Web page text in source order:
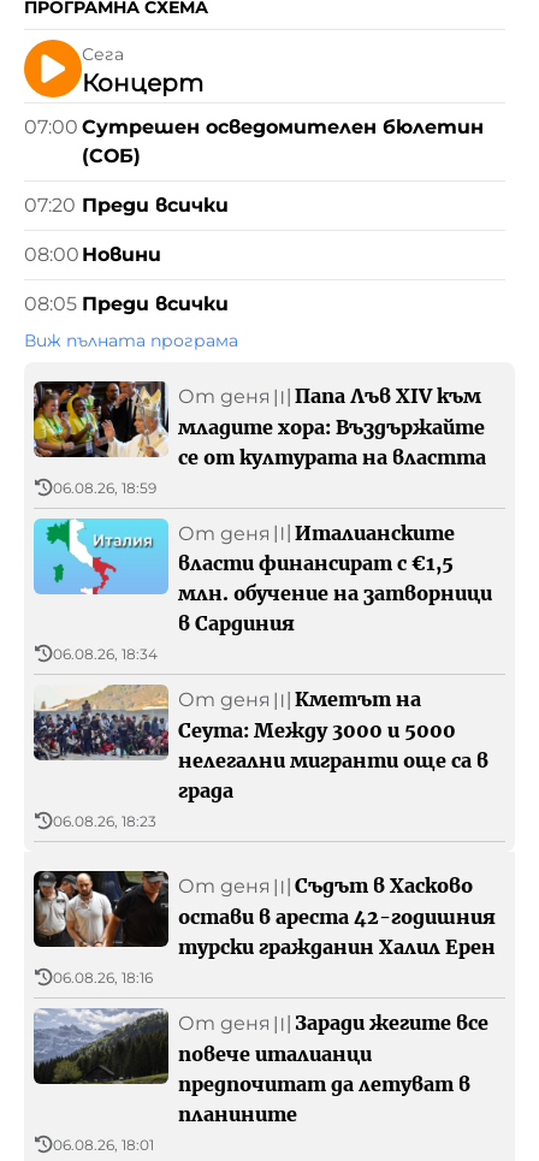
Зелено
Предавания
БНР
Детското.БНР
Архивен фонд на БНР
ПРОГРАМНА СХЕМА
Сега
Концерт
07:00 Сутрешен осведомителен бюлетин
(СОБ)
07:20 Преди всички
08:00 Новини
08:05 Преди всички
Виж пълната програма
От деня 〣 Папа Лъв XIV към
младите хора: Въздържайте
се от културата на властта
06.08.26, 18:59
От деня 〣 Италианските
власти финансират с €1,5
млн. обучение на затворници
в Сардиния
06.08.26, 18:34
От деня 〣 Кметът на
Сеута: Между 3000 и 5000
нелегални мигранти още са в
града
06.08.26, 18:23
От деня 〣 Съдът в Хасково
остави в ареста 42-годишния
турски гражданин Халил Ерен
06.08.26, 18:16
От деня 〣 Заради жегите все
повече италианци
предпочитат да летуват в
планините
06.08.26, 18:01